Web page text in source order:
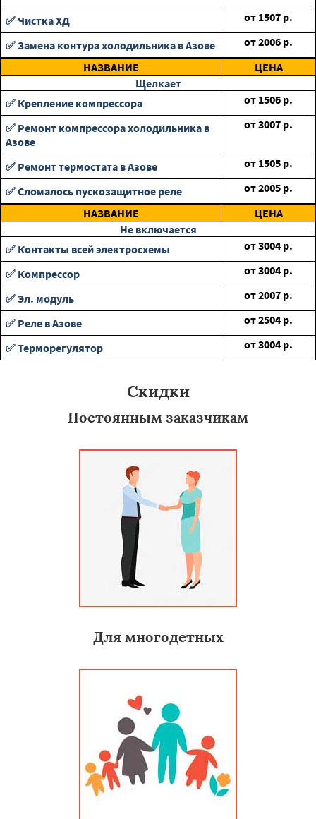
✅ Чистка ХД
от 1507 р.
✅ Замена контура холодильника в Азове
от2006 р.
НАЗВАНИЕ
ЦЕНА
Щелкает
✅ Крепление компрессора
от 1506 р.
✅ Ремонт компрессора холодильника в
Азове
от3007 р.
✅ Ремонт термостата в Азове от 1505 р.
✅ Сломалось пускозащитное реле
от2005 р.
НАЗВАНИЕ
ЦЕНА
Не включается
✅ Контакты всей электросхемы
от3004 р.
✅ Компрессор
от3004 р.
✅ Эл. модуль
от2007 р.
✅ Реле в Азове
от2504 р.
✅ Терморегулятор
от3004 р.
Скидки
Постоянным заказчикам
Для многодетных